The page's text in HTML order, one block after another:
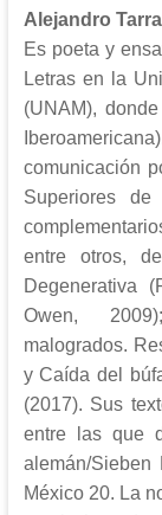
Alejandro
Es poeta y
Letras en la
(UNAM),
comunicación
Superiores de
entre otros,
Degenerativa
Owen,
malogrados.
y Caída del
(2017). Sus
entre las que
alemán/Sieben
México 20. La